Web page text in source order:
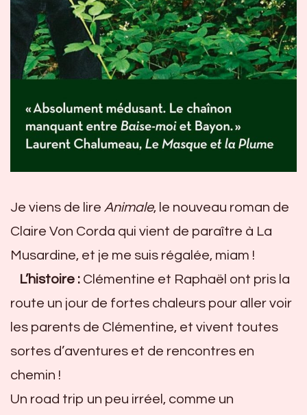
Je viens de lire Animale, le nouveau roman de
Claire Von Corda qui vient de paraître à La
Musardine, et je me suis régalée, miam !
L’histoire :Clémentine et Raphaël ont pris la
route un jour de fortes chaleurs pour aller voir
les parents de Clémentine, et vivent toutes
sortes d’aventures et de rencontres en
chemin !
Un road trip un peu irréel, comme un